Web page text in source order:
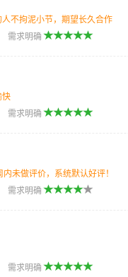
不拘泥小节，期望长久合作
需求明确
快
需求明确
未做评价，系统默认好评！
需求明确
需求明确